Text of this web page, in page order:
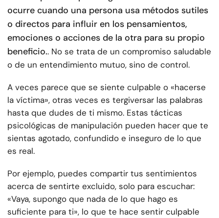
ocurre cuando una persona usa métodos sutiles
o directos para influir en los pensamientos,
emociones o acciones de la otra para su propio
beneficio.. No se trata de un compromiso saludable
o de un entendimiento mutuo, sino de control.
A veces parece que se siente culpable o «hacerse
la víctima», otras veces es tergiversar las palabras
hasta que dudes de ti mismo. Estas tácticas
psicológicas de manipulación pueden hacer que te
sientas agotado, confundido e inseguro de lo que
es real.
Por ejemplo, puedes compartir tus sentimientos
acerca de sentirte excluido, solo para escuchar:
«Vaya, supongo que nada de lo que hago es
suficiente para ti», lo que te hace sentir culpable